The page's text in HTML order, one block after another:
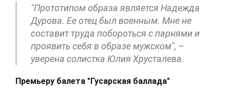
"Прототипом образа является Надежда
Дурова. Ее отец был военным. Мне не
составит труда побороться с парнями и
проявить себя в образе мужском", –
уверена солистка Юлия Хрусталева.
Премьеру балета "Гусарская баллада"